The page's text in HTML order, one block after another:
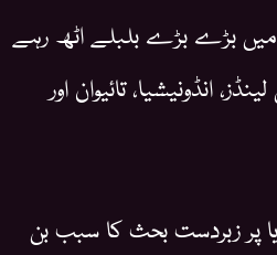
بڑے بڑے بلبلے اٹھ رہے
انڈونیشیا، تائیوان اور
پر زبردست بحث کا سبب بن